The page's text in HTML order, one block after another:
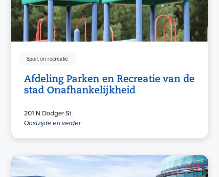
Sport en recreatie
Afdeling Parken en Recreatie van de
stad Onafhankelijkheid
201 N Dodger St.
Oostzijde en verder